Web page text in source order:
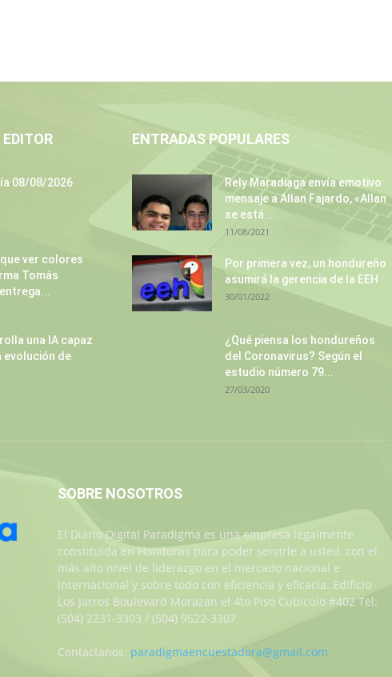
08/08/2026
ver colores
Tomás
una IA capaz
evolución de
ENTRADAS POPULARES
Rely Maradiaga envía emotivo
mensaje a Allan Fajardo, «Allan
se está...
11/08/2021
Por primera vez, un hondureño
asumirá la gerencia de la EEH
30/01/2022
¿Qué piensa los hondureños
del Coronavirus? Según el
estudio número 79...
27/03/2020
SOBRE NOSOTROS
El Diario Digital Paradigma es una empresa legalmente
constituida en Honduras para poder servirle a usted, con el
más alto nivel de liderazgo en el mercado nacional e
internacional y sobre todo con eficiencia y eficacia. Edificio
Los Jarros Boulevard Morazan el 4to Piso Cubiculo #402 Tel:
(504) 2231-3303 / (504) 9522-3307
Contáctanos: paradigmaencuestadora@gmail.com